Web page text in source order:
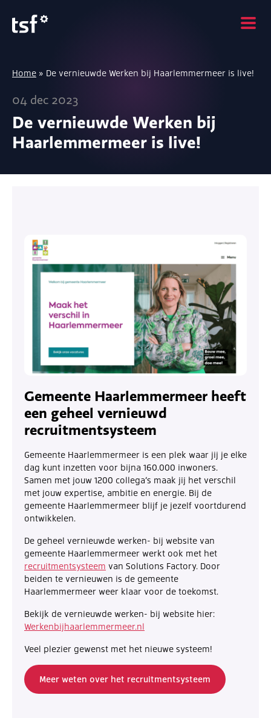
Home » De vernieuwde Werken bij Haarlemmermeer is live!
04 dec 2023
De vernieuwde Werken bij
Haarlemmermeer is live!
Gemeente Haarlemmermeer heeft
een geheel vernieuwd
recruitmentsysteem
Gemeente Haarlemmermeer is een plek waar jij je elke
dag kunt inzetten voor bijna 160.000 inwoners.
Samen met jouw 1200 collega’s maak jij het verschil
met jouw expertise, ambitie en energie. Bij de
gemeente Haarlemmermeer blijf je jezelf voortdurend
ontwikkelen.
De geheel vernieuwde werken- bij website van
gemeente Haarlemmermeer werkt ook met het
recruitmentsysteem van Solutions Factory. Door
beiden te vernieuwen is de gemeente
Haarlemmermeer weer klaar voor de toekomst.
Bekijk de vernieuwde werken- bij website hier:
Werkenbijhaarlemmermeer.nl
Veel plezier gewenst met het nieuwe systeem!
Meer weten over het recruitmentsysteem